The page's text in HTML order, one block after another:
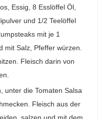
Essig, 8 Esslöffel Öl,
und 1/2 Teelöffel
mit je 1
mit Salz, Pfeffer würzen.
Fleisch darin von
unter die Tomaten Salsa
Fleisch aus der
salzen und mit dem